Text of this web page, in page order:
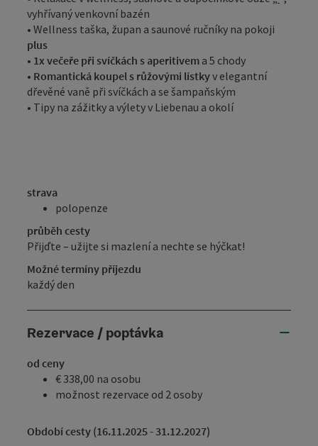
vyhřívaný venkovní bazén
• Wellness taška, župan a saunové ručníky na pokoji
plus
• 1x večeře při svíčkách s aperitivem a 5 chody
• Romantická koupel s růžovými lístkyv elegantní
dřevěné vaně při svíčkách a se šampaňským
• Tipy na zážitky a výlety v Liebenau a okolí
strava
polopenze
průběh cesty
Přijďte – užijte si mazlení a nechte se hýčkat!
Možné termíny příjezdu
každý den
Rezervace / poptávka
od ceny
€ 338,00 na osobu
možnost rezervace od 2 osoby
Období cesty (16.11.2025 - 31.12.2027)